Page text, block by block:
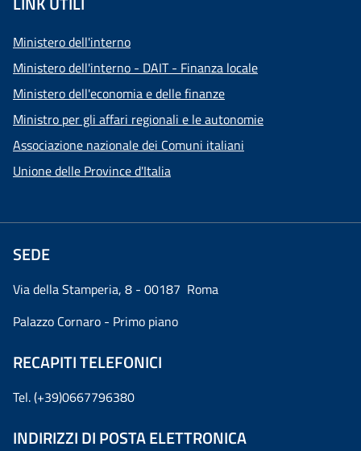
Ministero dell'interno
Ministero dell'interno - DAIT - Finanza locale
Ministero dell'economia e delle finanze
Ministro per gli affari regionali e le autonomie
Associazione nazionale dei Comuni italiani
Unione delle Province d'Italia
SEDE
Via della Stamperia, 8 - 00187 Roma
Palazzo Cornaro - Primo piano
RECAPITI TELEFONICI
Tel. (+39)0667796380
INDIRIZZI DI POSTA ELETTRONICA